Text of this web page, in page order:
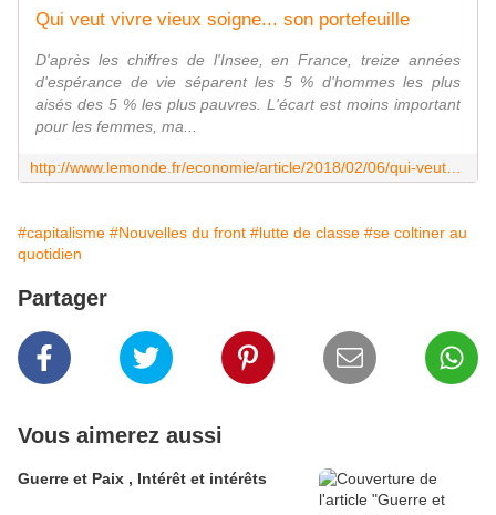
Qui veut vivre vieux soigne... son portefeuille
D'après les chiffres de l'Insee, en France, treize années
d'espérance de vie séparent les 5 % d'hommes les plus
aisés des 5 % les plus pauvres. L'écart est moins important
pour les femmes, ma...
#capitalisme #Nouvelles du front #lutte de classe #se coltiner au
quotidien
Partager
Vous aimerez aussi
Guerre et Paix , Intérêt et intérêts